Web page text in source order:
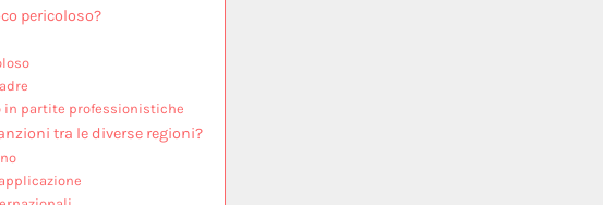
pericoloso?
in partite professionistiche
tra le diverse regioni?